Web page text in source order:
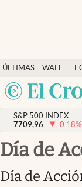
ÚLTIMAS
NOTICIAS
WALL
STREET
Y
DÓLAR
Finanzas y economía
Wall Street y dólar
Inmigración
Tiempo
Ciencia y salud
S&P 500 INDEX
7709,96
-0.18%
Día de
Día de